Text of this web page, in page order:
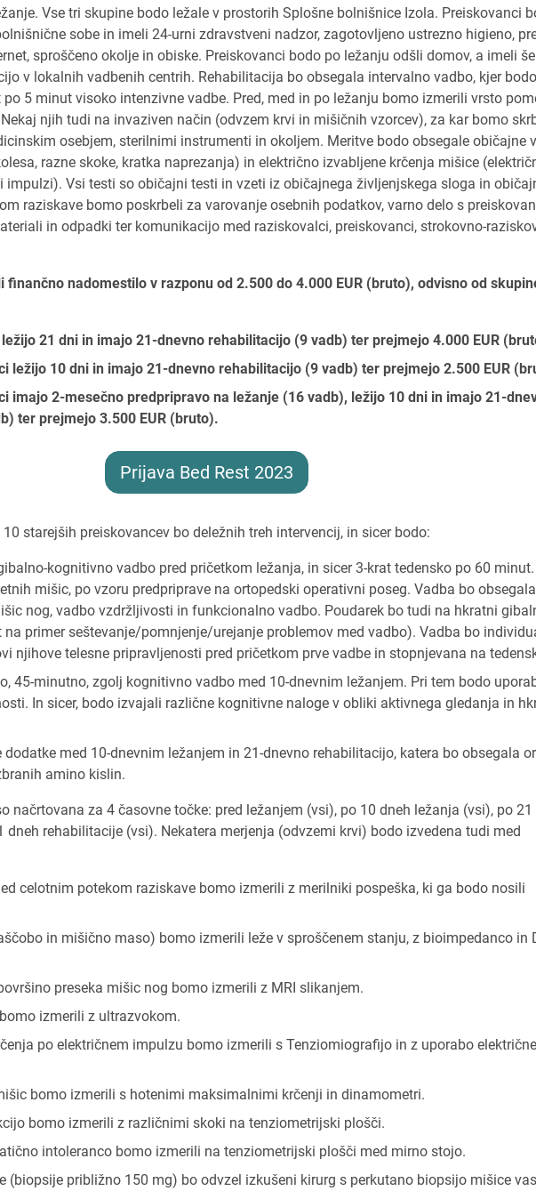
Vse tri skupine bodo ležale v prostorih Splošne bolnišnice Izola. Preiskovanci
sobe in imeli 24-urni zdravstveni nadzor, zagotovljeno ustrezno higieno,
sproščeno okolje in obiske. Preiskovanci bodo po ležanju odšli domov, a imeli
v lokalnih vadbenih centrih. Rehabilitacija bo obsegala intervalno vadbo, kjer bodo
5 minut visoko intenzivne vadbe. Pred, med in po ležanju bomo izmerili vrsto
njih tudi na invaziven način (odvzem krvi in mišičnih vzorcev), za kar bomo
osebjem, sterilnimi instrumenti in okoljem. Meritve bodo obsegale običajne
razne skoke, kratka naprezanja) in električno izvabljene krčenja mišice
Vsi testi so običajni testi in vzeti iz običajnega življenjskega sloga in
raziskave bomo poskrbeli za varovanje osebnih podatkov, varno delo s
in odpadki ter komunikacijo med raziskovalci, preiskovanci, strokovno-
finančno nadomestilo v razponu od 2.500 do 4.000 EUR (bruto), odvisno od
21 dni in imajo 21-dnevno rehabilitacijo (9 vadb) ter prejmejo 4.000 EUR
ležijo 10 dni in imajo 21-dnevno rehabilitacijo (9 vadb) ter prejmejo 2.500 EUR
imajo 2-mesečno predpripravo na ležanje (16 vadb), ležijo 10 dni in imajo 21-
ter prejmejo 3.500 EUR (bruto).
Prijava Bed Rest 2023
starejših preiskovancev bo deležnih treh intervencij, in sicer bodo:
kognitivno vadbo pred pričetkom ležanja, in sicer 3-krat tedensko po 60
mišic, po vzoru predpriprave na ortopedski operativni poseg. Vadba bo
nog, vadbo vzdržljivosti in funkcionalno vadbo. Poudarek bo tudi na hkratni
primer seštevanje/pomnjenje/urejanje problemov med vadbo). Vadba bo
njihove telesne pripravljenosti pred pričetkom prve vadbe in stopnjevana na
45-minutno, zgolj kognitivno vadbo med 10-dnevnim ležanjem. Pri tem bodo
In sicer, bodo izvajali različne kognitivne naloge v obliki aktivnega gledanja in
med 10-dnevnim ležanjem in 21-dnevno rehabilitacijo, katera bo obsegala
amino kislin.
načrtovana za 4 časovne točke: pred ležanjem (vsi), po 10 dneh ležanja (vsi), po 21
dneh rehabilitacije (vsi). Nekatera merjenja (odvzemi krvi) bodo izvedena tudi med
celotnim potekom raziskave bomo izmerili z merilniki pospeška, ki ga bodo nosili
in mišično maso) bomo izmerili leže v sproščenem stanju, z bioimpedanco in
preseka mišic nog bomo izmerili z MRI slikanjem.
izmerili z ultrazvokom.
po električnem impulzu bomo izmerili s Tenziomiografijo in z uporabo
bomo izmerili s hotenimi maksimalnimi krčenji in dinamometri.
bomo izmerili z različnimi skoki na tenziometrijski plošči.
intoleranco bomo izmerili na tenziometrijski plošči med mirno stojo.
(biopsije približno 150 mg) bo odvzel izkušeni kirurg s perkutano biopsijo mišice